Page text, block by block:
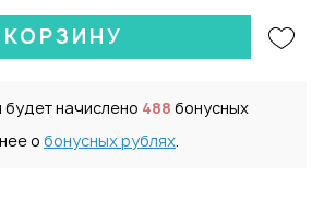
КОРЗИНУ
начислено 488 бонусных
о бонусных рублях.